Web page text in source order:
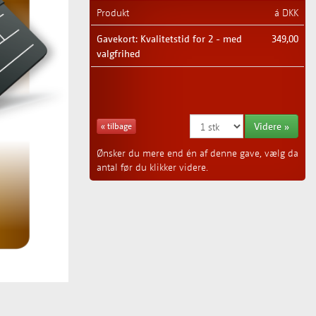
Produkt á DKK
Gavekort: Kvalitetstid for 2 - med
valgfrihed
349,00
« tilbage Videre »
Ønsker du mere end én af denne gave, vælg da
antal før du klikker videre.